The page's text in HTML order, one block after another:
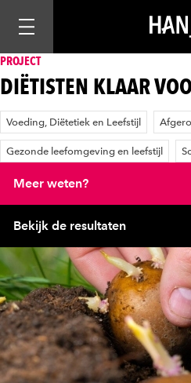
Mobiele navigatie openen
PROJECT
DIËTISTEN KLAAR
Voeding, Diëtetiek en Leefstijl
Gezonde leefomgeving en leefstijl
Meer weten?
Bekijk de resultaten